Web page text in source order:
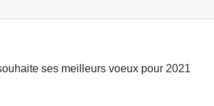
ses meilleurs voeux pour 2021